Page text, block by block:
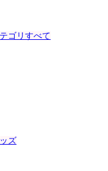
ゴリすべて
ズ